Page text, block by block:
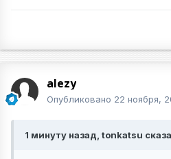
alezy
Опубликовано 22 ноября,
1 минуту назад, tonkatsu